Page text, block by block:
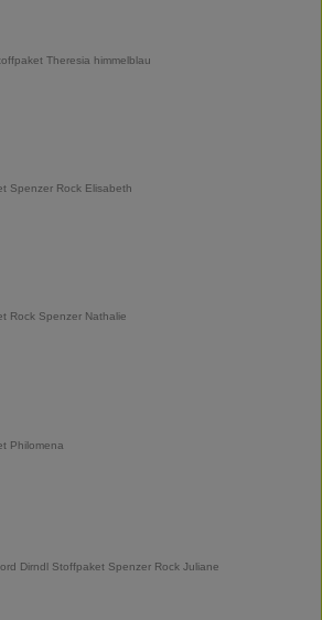
Theresia himmelblau
Spenzer Rock Elisabeth
Rock Spenzer Nathalie
Philomena
Dirndl Stoffpaket Spenzer Rock Juliane